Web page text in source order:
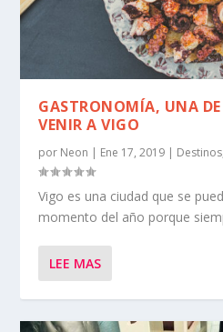
GASTRONOMÍA, UNA DE
VENIR A VIGO
por Neon | Ene 17, 2019 | Destinos
Vigo es una ciudad que se
momento del año porque
LEE MAS